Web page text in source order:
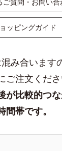
ッピングガイド
混み合います
ご注文くださ
が比較的つ
間帯です。